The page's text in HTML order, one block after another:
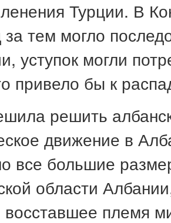
Турции. В
за тем могло
уступок могли
привело бы к
решить
движение в
все большие
области
племя